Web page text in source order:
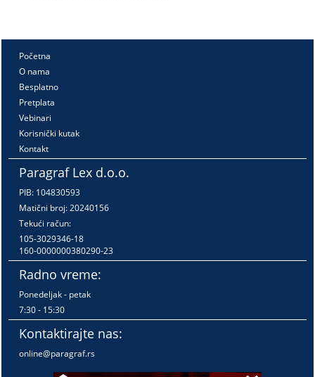
Početna
O nama
Besplatno
Pretplata
Vebinari
Korisnički kutak
Kontakt
Paragraf Lex d.o.o.
PIB: 104830593
Matični broj: 20240156
Tekući račun:
105-3029346-18
160-0000000380290-23
Radno vreme:
Ponedeljak - petak
7:30 - 15:30
Kontaktirajte nas:
online@paragraf.rs